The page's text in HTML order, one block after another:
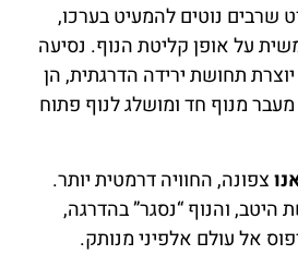
שרבים נוטים להמעיט בערכו,
על אופן קליטת הנוף. נסיעה
תחושת ירידה הדרגתית, הן
מעבר מנוף חד ומושלג לנוף פתוח
צפונה, החוויה דרמטית יותר.
היטב, והנוף “נסגר” בהדרגה,
אל עולם אלפיני מנותק.